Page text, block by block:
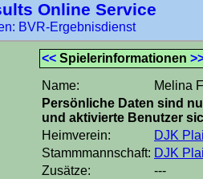
Online Service
BVR-Ergebnisdienst
<< Spielerinformationen
Name:
Melina
Persönliche Daten sind
und aktivierte Benutzer
Heimverein:
DJK
Stammmannschaft: DJK
Zusätze:
---